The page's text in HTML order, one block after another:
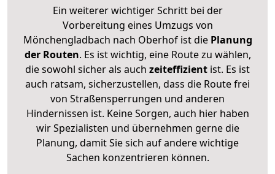
Ein weiterer wichtiger Schritt bei der
Vorbereitung eines Umzugs von
Mönchengladbach nach Oberhof ist diePlanung
der Routen. Es ist wichtig, eine Route zu wählen,
die sowohl sicher als auch zeiteffizient ist. Es ist
auch ratsam, sicherzustellen, dass die Route frei
von Straßensperrungen und anderen
Hindernissen ist. Keine Sorgen, auch hier haben
wir Spezialisten und übernehmen gerne die
Planung, damit Sie sich auf andere wichtige
Sachen konzentrieren können.